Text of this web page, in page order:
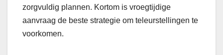
zorgvuldig plannen. Kortom is vroegtijdige
aanvraag de beste strategie om teleurstellingen te
voorkomen.